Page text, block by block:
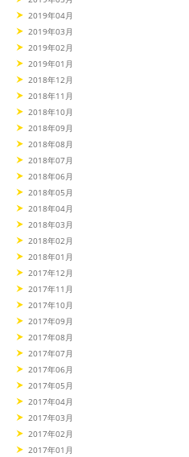
2019年04月
2019年03月
2019年02月
2019年01月
2018年12月
2018年11月
2018年10月
2018年09月
2018年08月
2018年07月
2018年06月
2018年05月
2018年04月
2018年03月
2018年02月
2018年01月
2017年12月
2017年11月
2017年10月
2017年09月
2017年08月
2017年07月
2017年06月
2017年05月
2017年04月
2017年03月
2017年02月
2017年01月